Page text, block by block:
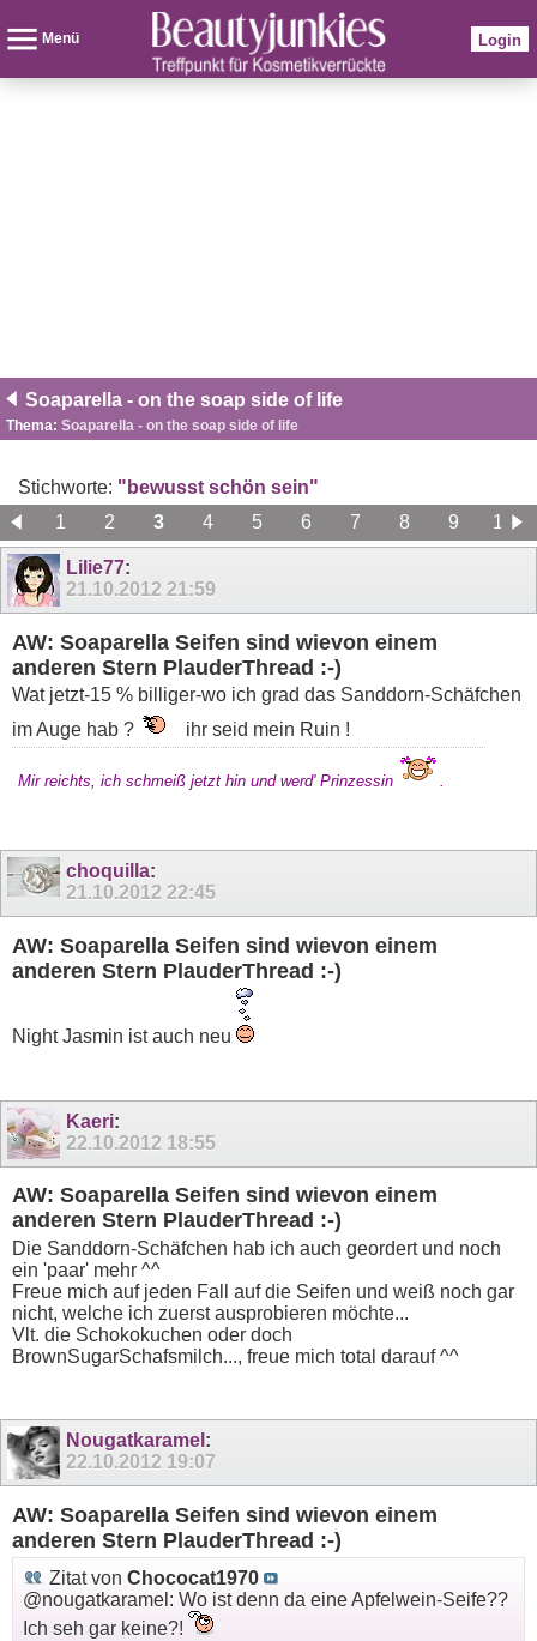
Menü Login
Soaparella - on the soap side of life
Thema: Soaparella - on the soap side of life
Stichworte: "bewusst schön sein"
1
2 3 4 5 6 7 8 9
10
11
12
Lilie77:
21.10.2012 21:59
AW: Soaparella Seifen sind wievon einem
anderen Stern PlauderThread :-)
Wat jetzt-15 % billiger-wo ich grad das Sanddorn-Schäfchen
im Auge hab ?
ihr seid mein Ruin !
Mir reichts, ich schmeiß jetzt hin und werd' Prinzessin .
choquilla:
21.10.2012 22:45
AW: Soaparella Seifen sind wievon einem
anderen Stern PlauderThread :-)
Night Jasmin ist auch neu
Kaeri:
22.10.2012 18:55
AW: Soaparella Seifen sind wievon einem
anderen Stern PlauderThread :-)
Die Sanddorn-Schäfchen hab ich auch geordert und noch
ein 'paar' mehr ^^
Freue mich auf jeden Fall auf die Seifen und weiß noch gar
nicht, welche ich zuerst ausprobieren möchte...
Vlt. die Schokokuchen oder doch
BrownSugarSchafsmilch..., freue mich total darauf ^^
Nougatkaramel :
22.10.2012 19:07
AW: Soaparella Seifen sind wievon einem
anderen Stern PlauderThread :-)
Zitat von Chococat1970
@nougatkaramel: Wo ist denn da eine Apfelwein-Seife??
Ich seh gar keine?!